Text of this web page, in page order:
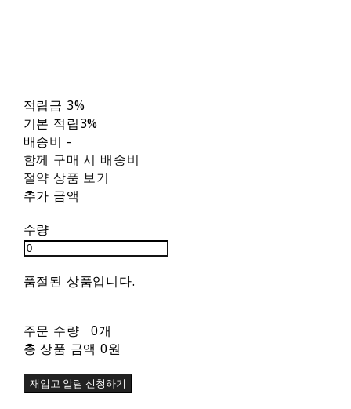
적립금 3%
기본 적립3%
배송비 -
함께 구매 시 배송비
절약 상품 보기
추가 금액
수량
품절된 상품입니다.
주문 수량
0개
총 상품 금액 0원
재입고 알림 신청하기